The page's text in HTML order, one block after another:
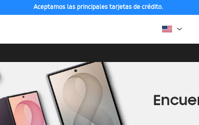
Aceptamos las principales tarjetas de crédito.